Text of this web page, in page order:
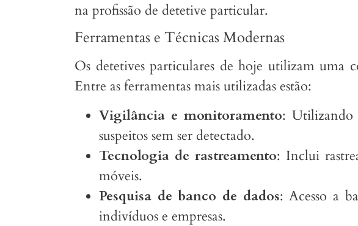
na profissão de detetive particular.
Ferramentas e Técnicas Modernas
Os detetives particulares de hoje utilizam uma
Entre as ferramentas mais utilizadas estão:
Vigilância e monitoramento: Utilizando
suspeitos sem ser detectado.
Tecnologia de rastreamento: Inclui
móveis.
Pesquisa de banco de dados: Acesso a
indivíduos e empresas.